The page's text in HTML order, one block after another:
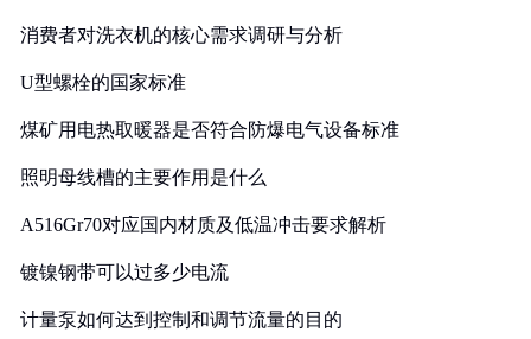
消费者对洗衣机的核心需求调研与分析
U型螺栓的国家标准
煤矿用电热取暖器是否符合防爆电气设备标准
照明母线槽的主要作用是什么
A516Gr70对应国内材质及低温冲击要求解析
镀镍钢带可以过多少电流
计量泵如何达到控制和调节流量的目的